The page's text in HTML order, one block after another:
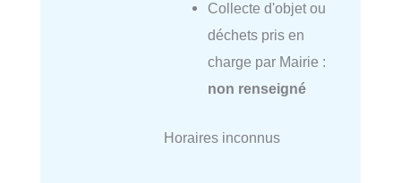
Collecte d'objet ou
déchets pris en
charge par Mairie :
non renseigné
Horaires inconnus